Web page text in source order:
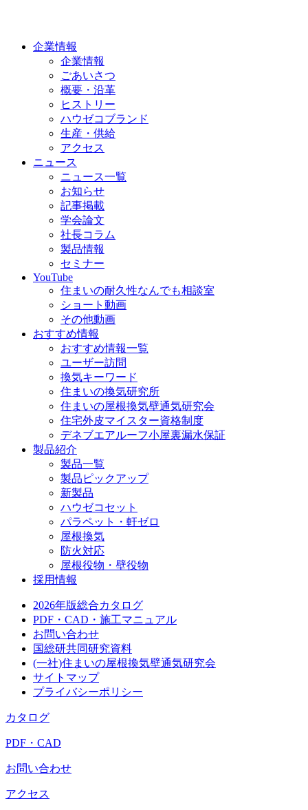
企業情報
企業情報
ごあいさつ
概要・沿革
ヒストリー
ハウゼコブランド
生産・供給
アクセス
ニュース
ニュース一覧
お知らせ
記事掲載
学会論文
社長コラム
製品情報
セミナー
YouTube
住まいの耐久性なんでも相談室
ショート動画
その他動画
おすすめ情報
おすすめ情報一覧
ユーザー訪問
換気キーワード
住まいの換気研究所
住まいの屋根換気壁通気研究会
住宅外皮マイスター資格制度
デネブエアルーフ小屋裏漏水保証
製品紹介
製品一覧
製品ピックアップ
新製品
ハウゼコセット
パラペット・軒ゼロ
屋根換気
防火対応
屋根役物・壁役物
採用情報
2026年版総合カタログ
PDF・CAD・施工マニュアル
お問い合わせ
国総研共同研究資料
(一社)住まいの屋根換気壁通気研究会
サイトマップ
プライバシーポリシー
カタログ
PDF・CAD
お問い合わせ
アクセス